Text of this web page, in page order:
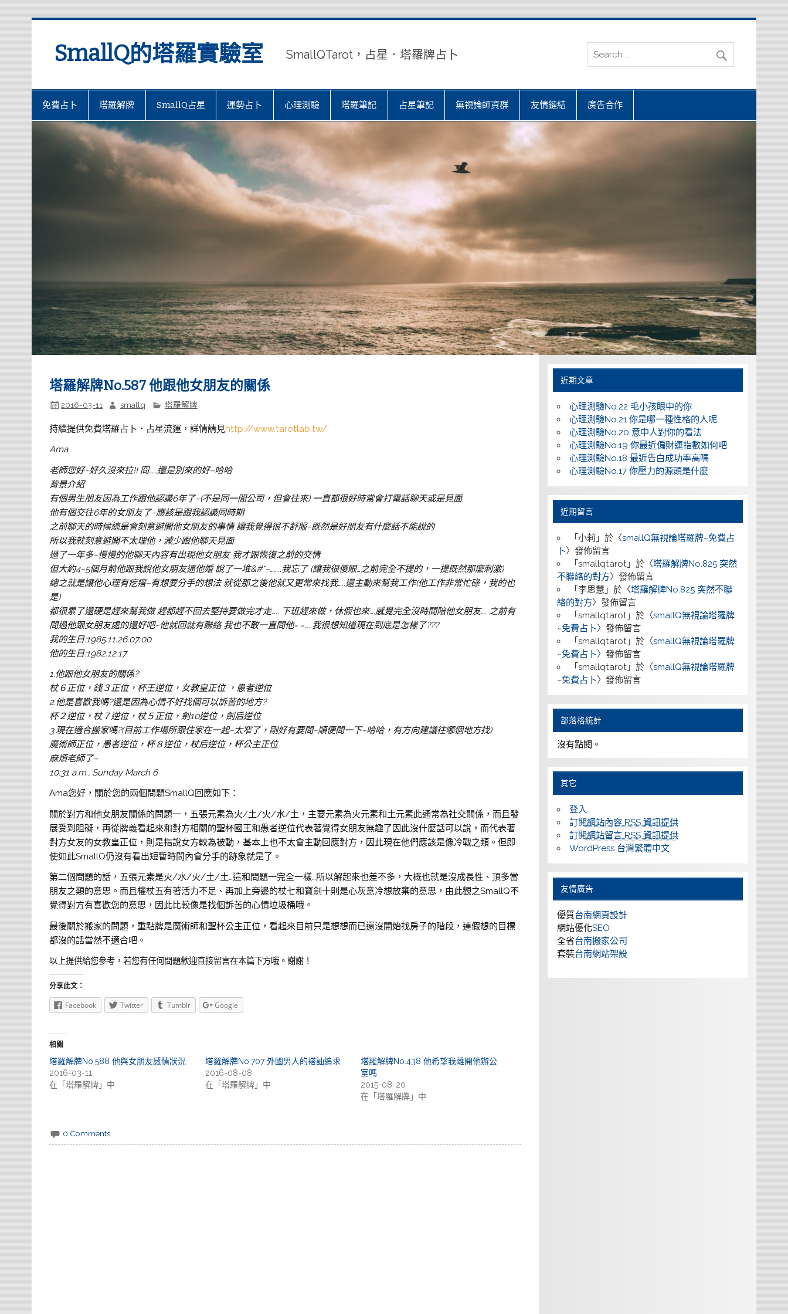
SmallQ的塔羅實驗室 SmallQTarot，占星．塔羅牌占卜
免費占卜 塔羅解牌 SmallQ占星 運勢占卜 心理測驗 塔羅筆記 占星筆記 無視論師資群 友情鏈結 廣告合作
塔羅解牌No.587 他跟他女朋友的關係
2016-03-11 smallq 塔羅解牌
持續提供免費塔羅占卜．占星流運，詳情請見http://www.tarotlab.tw/
Ama
老師您好~好久沒來拉!! 冏……還是別來的好~哈哈
背景介紹
有個男生朋友因為工作跟他認識6年了~(不是同一間公司，但會往來) 一直都很好時常會打電話聊天或是見面
他有個交往6年的女朋友了~應該是跟我認識同時期
之前聊天的時候總是會刻意避開他女朋友的事情 讓我覺得很不舒服~既然是好朋友有什麼話不能說的
所以我就刻意避開不太理他，減少跟他聊天見面
過了一年多~慢慢的他聊天內容有出現他女朋友 我才跟恢復之前的交情
但大約4~5個月前他跟我說他女朋友逼他婚 說了一堆&#*~……..我忘了 (讓我很傻眼…之前完全不提的，一提既然那麼刺激)
總之就是讓他心理有疙瘩~有想要分手的想法 就從那之後他就又更常來找我…..還主動來幫我工作(他工作非常忙碌，我的也
是)
都很累了還硬是趕來幫我做 趕都趕不回去堅持要做完才走….. 下班趕來做，休假也來….感覺完全沒時間陪他女朋友…. 之前有
問過他跟女朋友處的還好吧~他就回就有聯絡 我也不敢一直問他= =…..我很想知道現在到底是怎樣了???
我的生日:1985.11.26.07:00
他的生日:1982.12.17
1.他跟他女朋友的關係?
杖６正位，錢３正位，杯王逆位，女教皇正位 ，愚者逆位
2.他是喜歡我嗎?還是因為心情不好找個可以訴苦的地方?
杯２逆位，杖７逆位，杖５正位，劍10逆位，劍后逆位
3.現在適合搬家嗎?(目前工作場所跟住家在一起~太窄了，剛好有要問~順便問一下~哈哈，有方向建議往哪個地方找)
魔術師正位，愚者逆位，杯８逆位，杖后逆位，杯公主正位
麻煩老師了~
10:31 a.m., Sunday March 6
Ama您好，關於您的兩個問題SmallQ回應如下：
關於對方和他女朋友關係的問題一，五張元素為火/土/火/水/土，主要元素為火元素和土元素此通常為社交關係，而且發
展受到阻礙，再從牌義看起來和對方相關的聖杯國王和愚者逆位代表著覺得女朋友無趣了因此沒什麼話可以說，而代表著
對方女友的女教皇正位，則是指說女方較為被動，基本上也不太會主動回應對方，因此現在他們應該是像冷戰之類。但即
使如此SmallQ仍沒有看出短暫時間內會分手的跡象就是了。
第二個問題的話，五張元素是火/水/火/土/土…這和問題一完全一樣…所以解起來也差不多，大概也就是沒成長性、頂多當
朋友之類的意思。而且權杖五有著活力不足、再加上旁邊的杖七和寶劍十則是心灰意冷想放棄的意思，由此觀之SmallQ不
覺得對方有喜歡您的意思，因此比較像是找個訴苦的心情垃圾桶哦。
最後關於搬家的問題，重點牌是魔術師和聖杯公主正位，看起來目前只是想想而已還沒開始找房子的階段，連假想的目標
都沒的話當然不適合吧。
以上提供給您參考，若您有任何問題歡迎直接留言在本篇下方哦。謝謝！
分享此文：
Facebook Twitter Tumblr Google
相關
塔羅解牌No.588 他與女朋友感情狀況
2016-03-11
在「塔羅解牌」中
塔羅解牌No.707 外國男人的褡訕追求
2016-08-08
在「塔羅解牌」中
塔羅解牌No.438 他希望我離開他辦公
室嗎
2015-08-20
在「塔羅解牌」中
0 Comments
近期文章
心理測驗No.22 毛小孩眼中的你
心理測驗No.21 你是哪一種性格的人呢
心理測驗No.20 意中人對你的看法
心理測驗No.19 你最近偏財運指數如何吧
心理測驗No.18 最近告白成功率高嗎
心理測驗No.17 你壓力的源頭是什麼
近期留言
「 小莉」於〈smallQ無視論塔羅牌~免費占
卜〉發佈留言
「 smallqtarot」於〈塔羅解牌No.825 突然
不聯絡的對方〉發佈留言
「 李思慧」於〈塔羅解牌No.825 突然不聯
絡的對方〉發佈留言
「 smallqtarot」於〈smallQ無視論塔羅牌
~免費占卜〉發佈留言
「 smallqtarot」於〈smallQ無視論塔羅牌
~免費占卜〉發佈留言
「 smallqtarot」於〈smallQ無視論塔羅牌
~免費占卜〉發佈留言
部落格統計
沒有點閱。
其它
登入
訂閱網站內容 RSS 資訊提供
訂閱網站留言 RSS 資訊提供
WordPress 台灣繁體中文
友情廣告
優質台南網頁設計
網站優化SEO
全省台南搬家公司
套裝台南網站架設